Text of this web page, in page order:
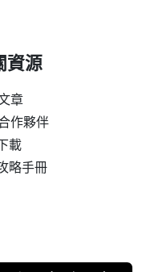
資源
章
作夥伴
載
略手冊